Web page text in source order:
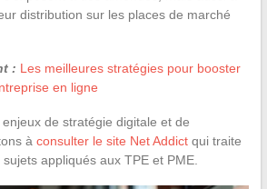
distribution sur les places de marché
: Les meilleures stratégies pour booster
en ligne
de stratégie digitale et de
à consulter le site Net Addictqui traite
appliqués aux TPE et PME.